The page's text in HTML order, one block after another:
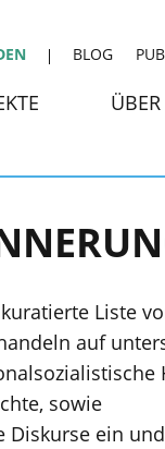
BLOG
Liste
auf
sowie
Diskurse ein